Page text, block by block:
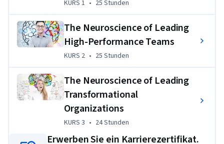
of CU Boulder’s Master of Engineering in Engineering
Management (ME-EM) degree offered on the Coursera
platform. The ME-EM is designed to help engineers,
and management roles in the engineering and technical
sectors. With performance-based admissions and no
application process, the ME-EM is ideal for individuals with a
broad range of undergraduate education and/or professional
experience. Learn more about the ME-EM program at
https://www.coursera.org/degrees/me-engineering-
KURS 1 25 Stunden
KURS 1 • 25 Stunden
The Neuroscience of Leading
High-Performance Teams
KURS 2, 25 Stunden
KURS 2 • 25 Stunden
The Neuroscience of Leading
Transformational
Organizations
KURS 3 24 Stunden
KURS 3 • 24 Stunden
Erwerben Sie ein Karrierezertifikat.